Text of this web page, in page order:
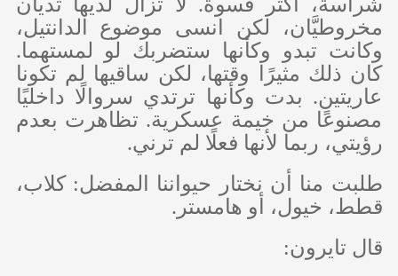
شراسة، أكثر قسوة. لا تزال لديها ثديان
مخروطيَّان، لكن انسى موضوع الدانتيل،
وكانت تبدو وكأنها ستضربك لو لمستهما.
كان ذلك مثيرًا وقتها، لكن ساقيها لم تكونا
عاريتين. بدت وكأنها ترتدي سروالًا داخليًا
مصنوعًا من خيمة عسكرية. تظاهرت بعدم
رؤيتي، ربما لأنها فعلًا لم ترني.
طلبت منا أن نختار حيواننا المفضل: كلاب،
قطط، خيول، أو هامستر.
قال تايرون: